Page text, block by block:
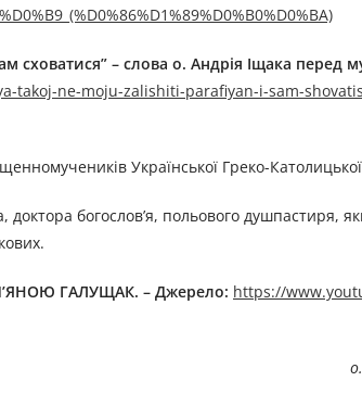
сховатися” – слова о. Андрія Іщака перед
ne-moju-zalishiti-parafiyan-i-sam-
Української Греко-
богослов’я, польового душпастиря,
ГАЛУЩАК. – Джерелo: https://